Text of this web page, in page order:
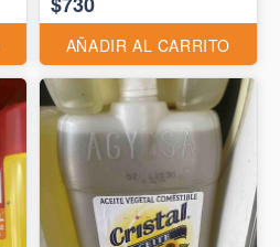
AÑADIR AL CARRITO